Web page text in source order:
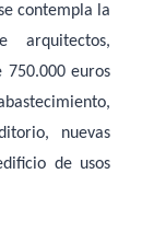
contempla la
arquitectos,
750.000 euros
nuevas
de usos